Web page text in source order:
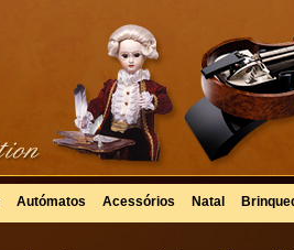
Autómatos Acessórios Natal